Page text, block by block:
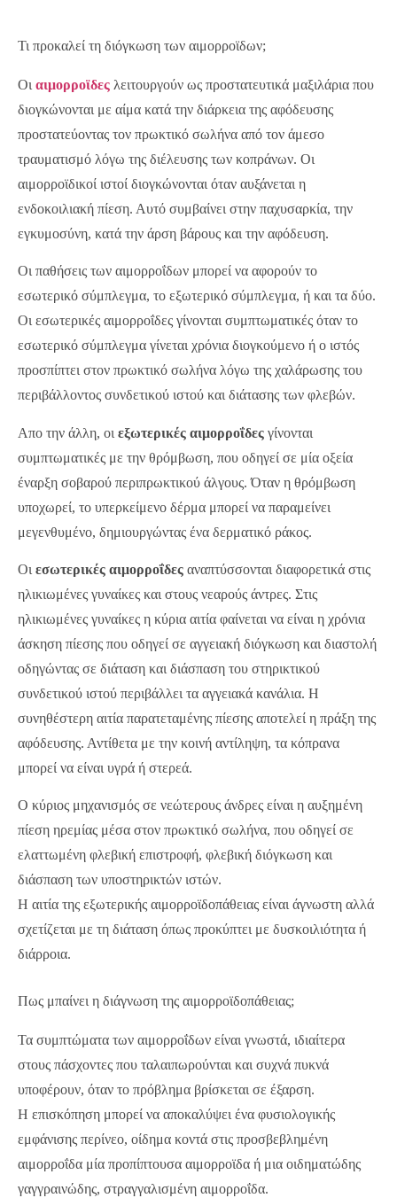
Τι προκαλεί τη διόγκωση των αιμορροϊδων;
Οι αιμορροϊδες λειτουργούν ως προστατευτικά μαξιλάρια που
διογκώνονται με αίμα κατά την διάρκεια της αφόδευσης
προστατεύοντας τον πρωκτικό σωλήνα από τον άμεσο
τραυματισμό λόγω της διέλευσης των κοπράνων. Οι
αιμορροϊδικοί ιστοί διογκώνονται όταν αυξάνεται η
ενδοκοιλιακή πίεση. Αυτό συμβαίνει στην παχυσαρκία, την
εγκυμοσύνη, κατά την άρση βάρους και την αφόδευση.
Οι παθήσεις των αιμορροΐδων μπορεί να αφορούν το
εσωτερικό σύμπλεγμα, το εξωτερικό σύμπλεγμα, ή και τα δύο.
Οι εσωτερικές αιμορροΐδες γίνονται συμπτωματικές όταν το
εσωτερικό σύμπλεγμα γίνεται χρόνια διογκούμενο ή ο ιστός
προσπίπτει στον πρωκτικό σωλήνα λόγω της χαλάρωσης του
περιβάλλοντος συνδετικού ιστού και διάτασης των φλεβών.
Απο την άλλη, οι εξωτερικές αιμορροΐδες γίνονται
συμπτωματικές με την θρόμβωση, που οδηγεί σε μία οξεία
έναρξη σοβαρού περιπρωκτικού άλγους. Όταν η θρόμβωση
υποχωρεί, το υπερκείμενο δέρμα μπορεί να παραμείνει
μεγενθυμένο, δημιουργώντας ένα δερματικό ράκος.
Οι εσωτερικές αιμορροΐδες αναπτύσσονται διαφορετικά στις
ηλικιωμένες γυναίκες και στους νεαρούς άντρες. Στις
ηλικιωμένες γυναίκες η κύρια αιτία φαίνεται να είναι η χρόνια
άσκηση πίεσης που οδηγεί σε αγγειακή διόγκωση και διαστολή
οδηγώντας σε διάταση και διάσπαση του στηρικτικού
συνδετικού ιστού περιβάλλει τα αγγειακά κανάλια. Η
συνηθέστερη αιτία παρατεταμένης πίεσης αποτελεί η πράξη της
αφόδευσης. Αντίθετα με την κοινή αντίληψη, τα κόπρανα
μπορεί να είναι υγρά ή στερεά.
Ο κύριος μηχανισμός σε νεώτερους άνδρες είναι η αυξημένη
πίεση ηρεμίας μέσα στον πρωκτικό σωλήνα, που οδηγεί σε
ελαττωμένη φλεβική επιστροφή, φλεβική διόγκωση και
διάσπαση των υποστηρικτών ιστών.
Η αιτία της εξωτερικής αιμορροϊδοπάθειας είναι άγνωστη αλλά
σχετίζεται με τη διάταση όπως προκύπτει με δυσκοιλιότητα ή
διάρροια.
Πως μπαίνει η διάγνωση της αιμορροϊδοπάθειας;
Τα συμπτώματα των αιμορροΐδων είναι γνωστά, ιδιαίτερα
στους πάσχοντες που ταλαιπωρούνται και συχνά πυκνά
υποφέρουν, όταν το πρόβλημα βρίσκεται σε έξαρση.
Η επισκόπηση μπορεί να αποκαλύψει ένα φυσιολογικής
εμφάνισης περίνεο, οίδημα κοντά στις προσβεβλημένη
αιμορροΐδα μία προπίπτουσα αιμορροϊδα ή μια οιδηματώδης
γαγγραινώδης, στραγγαλισμένη αιμορροΐδα.